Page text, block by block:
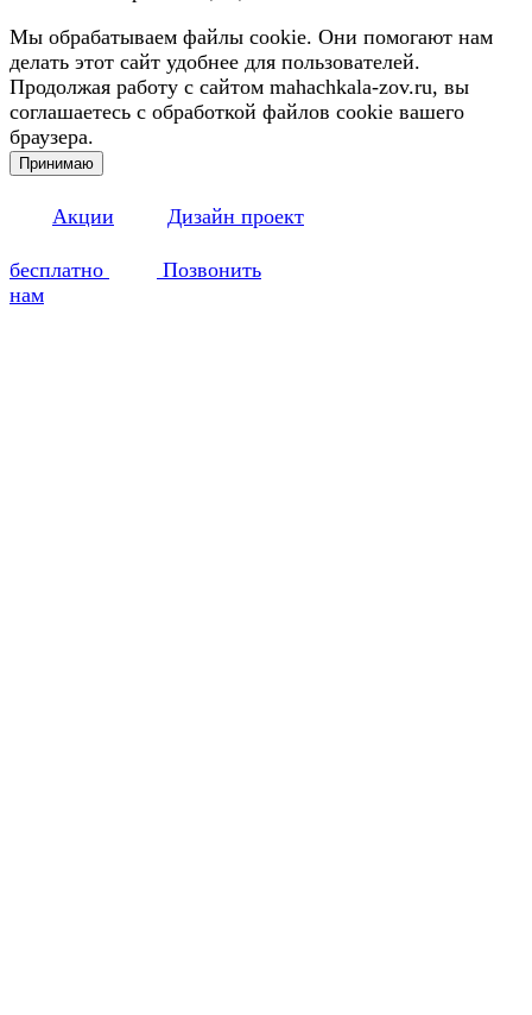
Мы обрабатываем файлы cookie. Они помогают нам
делать этот сайт удобнее для пользователей.
Продолжая работу с сайтом mahachkala-zov.ru, вы
соглашаетесь с обработкой файлов cookie вашего
браузера.
Принимаю
Акции Дизайн проект
бесплатно
Позвонить
нам